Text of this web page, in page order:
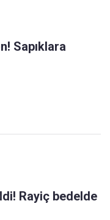
Sapıklara
Rayiç bedelde